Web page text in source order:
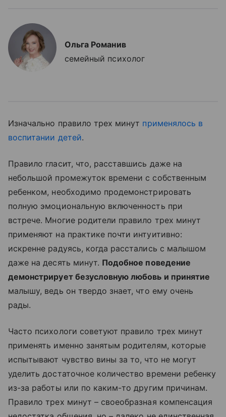
Ольга Романив
семейный психолог
Изначально правило трех минут применялось в
воспитании детей.
Правило гласит, что, расставшись даже на
небольшой промежуток времени с собственным
ребенком, необходимо продемонстрировать
полную эмоциональную включенность при
встрече. Многие родители правило трех минут
применяют на практике почти интуитивно:
искренне радуясь, когда расстались с малышом
даже на десять минут. Подобное поведение
демонстрирует безусловную любовь и принятие
малышу, ведь он твердо знает, что ему очень
рады.
Часто психологи советуют правило трех минут
применять именно занятым родителям, которые
испытывают чувство вины за то, что не могут
уделить достаточное количество времени ребенку
из-за работы или по каким-то другим причинам.
Правило трех минут – своеобразная компенсация